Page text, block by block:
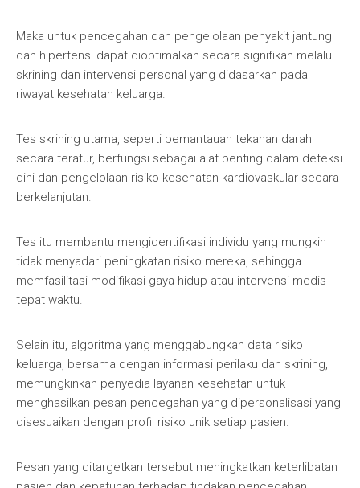
Maka untuk pencegahan dan pengelolaan penyakit jantung
dan hipertensi dapat dioptimalkan secara signifikan melalui
skrining dan intervensi personal yang didasarkan pada
riwayat kesehatan keluarga.
Tes skrining utama, seperti pemantauan tekanan darah
secara teratur, berfungsi sebagai alat penting dalam deteksi
dini dan pengelolaan risiko kesehatan kardiovaskular secara
berkelanjutan.
Tes itu membantu mengidentifikasi individu yang mungkin
tidak menyadari peningkatan risiko mereka, sehingga
memfasilitasi modifikasi gaya hidup atau intervensi medis
tepat waktu.
Selain itu, algoritma yang menggabungkan data risiko
keluarga, bersama dengan informasi perilaku dan skrining,
memungkinkan penyedia layanan kesehatan untuk
menghasilkan pesan pencegahan yang dipersonalisasi yang
disesuaikan dengan profil risiko unik setiap pasien.
Pesan yang ditargetkan tersebut meningkatkan keterlibatan